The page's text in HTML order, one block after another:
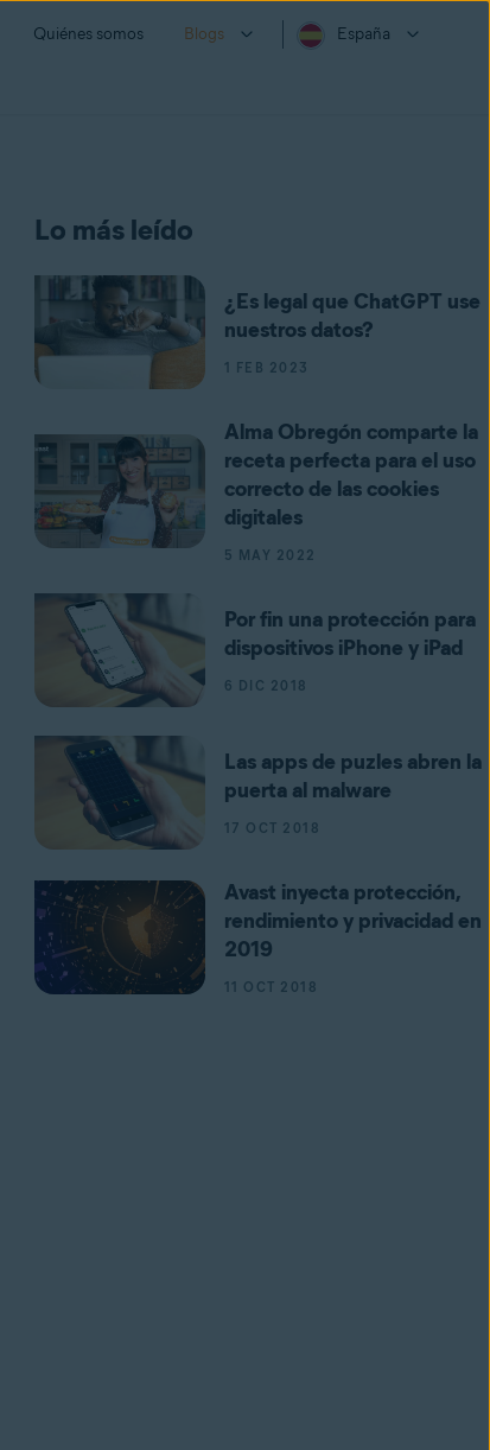
Quiénes somos Blogs España
Lo más leído
¿Es legal que ChatGPT use
nuestros datos?
1 FEB 2023
Alma Obregón comparte la
receta perfecta para el uso
correcto de las cookies
digitales
5 MAY 2022
Por fin una protección para
dispositivos iPhone y iPad
6 DIC 2018
Las apps de puzles abren la
puerta al malware
17 OCT 2018
Avast inyecta protección,
rendimiento y privacidad en
2019
11 OCT 2018